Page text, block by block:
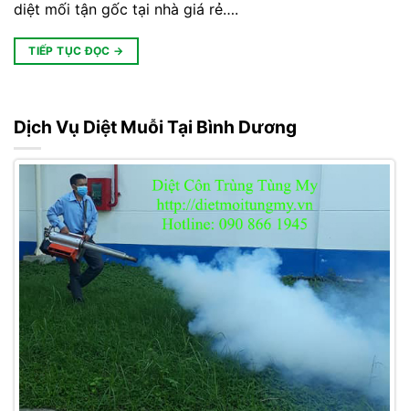
diệt mối tận gốc tại nhà giá rẻ….
TIẾP TỤC ĐỌC →
Dịch Vụ Diệt Muỗi Tại Bình Dương